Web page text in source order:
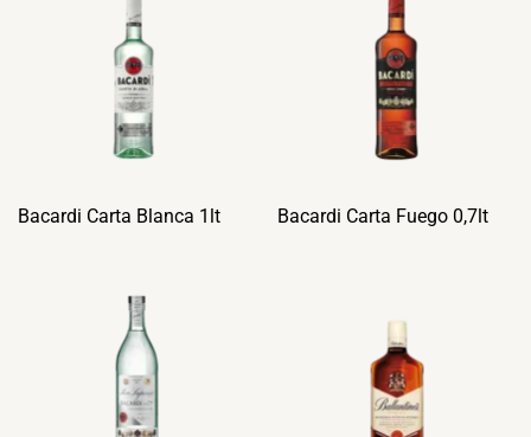
Bacardi Carta Blanca 1lt Bacardi Carta Fuego 0,7lt